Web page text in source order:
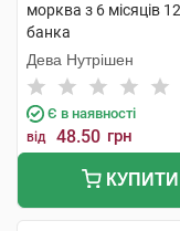
морква з 6 місяців
банка
Дева Нутрішен
Є в наявності
від 48.50 грн
КУПИТИ